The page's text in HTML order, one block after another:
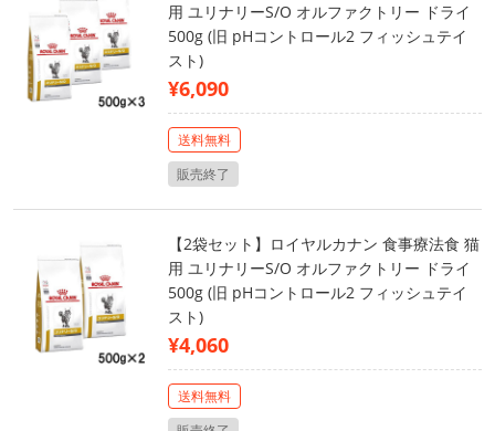
用 ユリナリーS/O オルファクトリー ドライ
500g (旧 pHコントロール2 フィッシュテイ
スト)
¥6,090
送料無料
販売終了
【2袋セット】ロイヤルカナン 食事療法食 猫
用 ユリナリーS/O オルファクトリー ドライ
500g (旧 pHコントロール2 フィッシュテイ
スト)
¥4,060
送料無料